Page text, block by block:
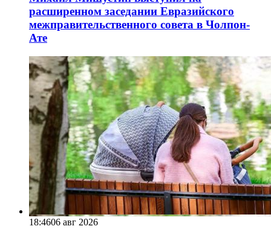
расширенном заседании Евразийского
межправительственного совета в Чолпон-
Ате
18:4606 авг 2026